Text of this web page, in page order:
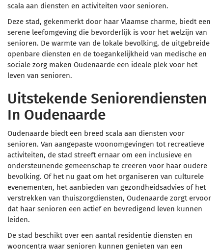
scala aan diensten en activiteiten voor senioren.
Deze stad, gekenmerkt door haar Vlaamse charme, biedt een
serene leefomgeving die bevorderlijk is voor het welzijn van
senioren. De warmte van de lokale bevolking, de uitgebreide
openbare diensten en de toegankelijkheid van medische en
sociale zorg maken Oudenaarde een ideale plek voor het
leven van senioren.
Uitstekende Seniorendiensten
In Oudenaarde
Oudenaarde biedt een breed scala aan diensten voor
senioren. Van aangepaste woonomgevingen tot recreatieve
activiteiten, de stad streeft ernaar om een inclusieve en
ondersteunende gemeenschap te creëren voor haar oudere
bevolking. Of het nu gaat om het organiseren van culturele
evenementen, het aanbieden van gezondheidsadvies of het
verstrekken van thuiszorgdiensten, Oudenaarde zorgt ervoor
dat haar senioren een actief en bevredigend leven kunnen
leiden.
De stad beschikt over een aantal residentie diensten en
wooncentra waar senioren kunnen genieten van een